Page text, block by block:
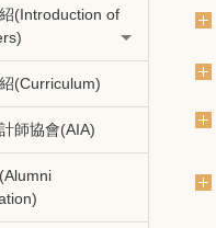
(Introduction of
(Curriculum)
師協會(AIA)